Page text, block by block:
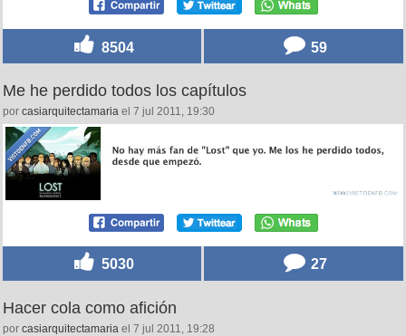
8504 59
Me he perdido todos los capítulos
por casiarquitectamaria el 7 jul 2011, 19:30
5030 27
Hacer cola como afición
por casiarquitectamaria el 7 jul 2011, 19:28